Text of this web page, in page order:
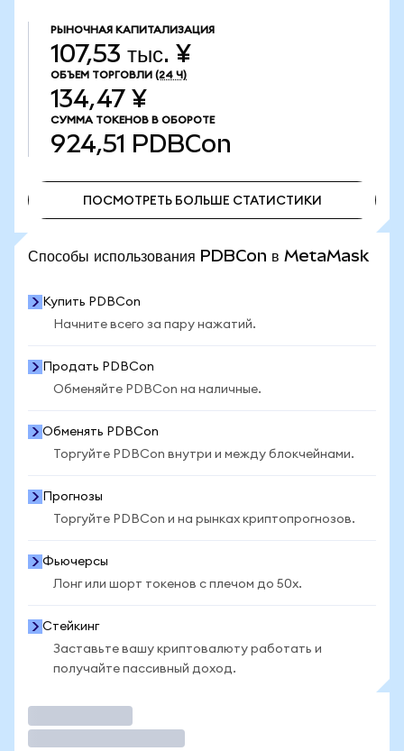
РЫНОЧНАЯ КАПИТАЛИЗАЦИЯ
107,53 тыс. ¥
ОБЪЕМ ТОРГОВЛИ (24 Ч)
134,47 ¥
СУММА ТОКЕНОВ В ОБОРОТЕ
924,51 PDBCon
ПОСМОТРЕТЬ БОЛЬШЕ СТАТИСТИКИ
Способы использования PDBCon в MetaMask
Купить PDBCon
Начните всего за пару нажатий.
Продать PDBCon
Обменяйте PDBCon на наличные.
Обменять PDBCon
Торгуйте PDBCon внутри и между блокчейнами.
Прогнозы
Торгуйте PDBCon и на рынках криптопрогнозов.
Фьючерсы
Лонг или шорт токенов с плечом до 50x.
Стейкинг
Заставьте вашу криптовалюту работать и
получайте пассивный доход.